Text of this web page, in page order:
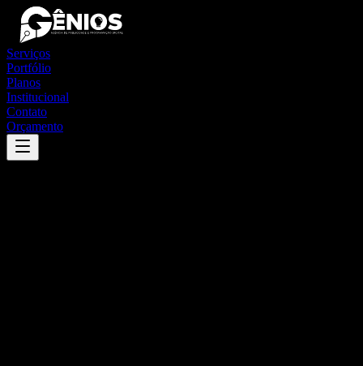
Serviços
Portfólio
Planos
Institucional
Contato
Orçamento